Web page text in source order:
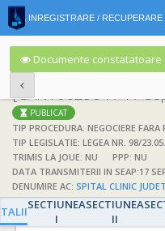
INREGISTRARE / RECUPERARE
Documente constatatoare
[CAN1062904 / 17
PUBLICAT
TIP PROCEDURA: NEGOCIERE FARA
TIP LEGISLATIE: LEGEA NR. 98/
TRIMIS LA JOUE: NU
PPP: NU
DATA TRANSMITERII IN SEAP:17
DENUMIRE AC: SPITAL CLINIC
SECTIUNEA
I
SECTIUNEA
II
DETALII
Detalii